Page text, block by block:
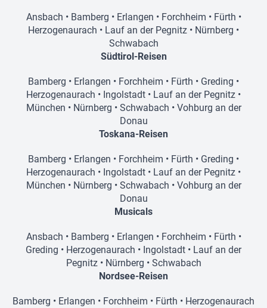
Ansbach • Bamberg • Erlangen • Forchheim • Fürth •
Herzogenaurach • Lauf an der Pegnitz • Nürnberg •
Schwabach
Südtirol-Reisen
Bamberg • Erlangen • Forchheim • Fürth • Greding •
Herzogenaurach • Ingolstadt • Lauf an der Pegnitz •
München • Nürnberg • Schwabach • Vohburg an der
Donau
Toskana-Reisen
Bamberg • Erlangen • Forchheim • Fürth • Greding •
Herzogenaurach • Ingolstadt • Lauf an der Pegnitz •
München • Nürnberg • Schwabach • Vohburg an der
Donau
Musicals
Ansbach • Bamberg • Erlangen • Forchheim • Fürth •
Greding • Herzogenaurach • Ingolstadt • Lauf an der
Pegnitz• Nürnberg • Schwabach
Nordsee-Reisen
Bamberg • Erlangen • Forchheim • Fürth • Herzogenaurach